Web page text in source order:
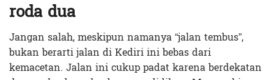
roda dua
Jangan salah, meskipun namanya “jalan tembus”,
bukan berarti jalan di Kediri ini bebas dari
kemacetan. Jalan ini cukup padat karena berdekatan